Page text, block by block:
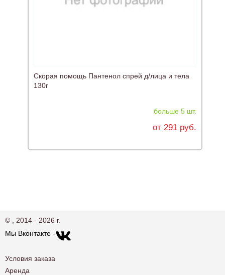
Скорая помощь Пантенол спрей д/лица и тела
130г
больше 5 шт.
от 291 руб.
© , 2014 - 2026 г.
Мы Вконтакте -
Условия заказа
Аренда